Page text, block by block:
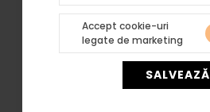
Accept cookie-uri
legate de marketing
SALVEAZĂ